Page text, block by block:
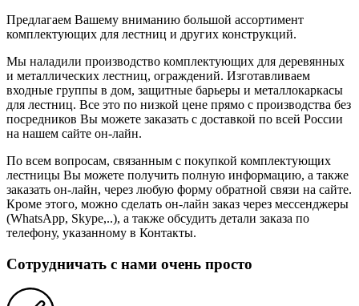
Предлагаем Вашему вниманию большой ассортимент
комплектующих для лестниц и других конструкций.
Мы наладили производство комплектующих для деревянных
и металлических лестниц, ограждений. Изготавливаем
входные группы в дом, защитные барьеры и металлокаркасы
для лестниц. Все это по низкой цене прямо с производства без
посредников Вы можете заказать с доставкой по всей России
на нашем сайте он-лайн.
По всем вопросам, связанным с покупкой комплектующих
лестницы Вы можете получить полную информацию, а также
заказать он-лайн, через любую форму обратной связи на сайте.
Кроме этого, можно сделать он-лайн заказ через мессенджеры
(WhatsApp, Skype,..), а также обсудить детали заказа по
телефону, указанному в Контакты.
Сотрудничать с нами очень просто